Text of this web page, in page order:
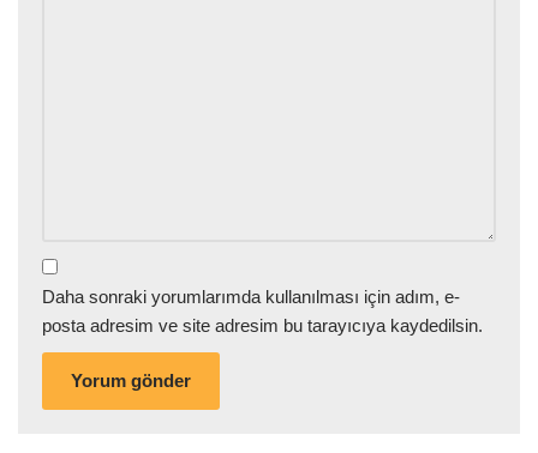
Daha sonraki yorumlarımda kullanılması için adım, e-
posta adresim ve site adresim bu tarayıcıya kaydedilsin.